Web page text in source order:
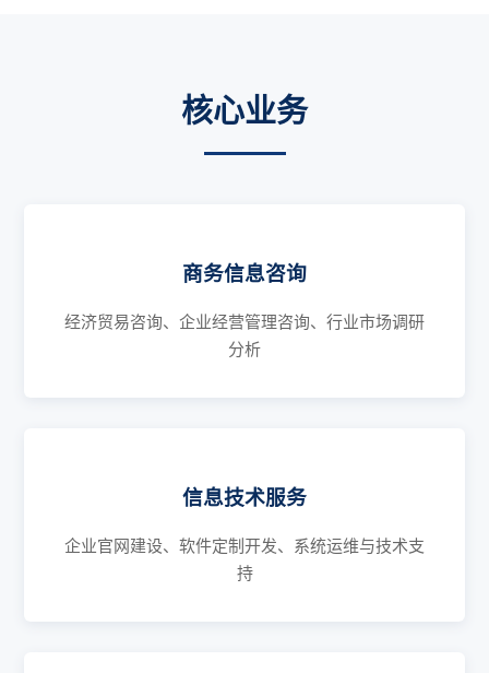
核心业务
商务信息咨询
经济贸易咨询、企业经营管理咨询、行业市场调研
分析
信息技术服务
企业官网建设、软件定制开发、系统运维与技术支
持